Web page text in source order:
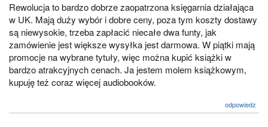
Rewolucja to bardzo dobrze zaopatrzona księgarnia działająca
w UK. Mają duży wybór i dobre ceny, poza tym koszty dostawy
są niewysokie, trzeba zapłacić niecałe dwa funty, jak
zamówienie jest większe wysyłka jest darmowa. W piątki mają
promocje na wybrane tytuły, więc można kupić książki w
bardzo atrakcyjnych cenach. Ja jestem molem książkowym,
kupuję też coraz więcej audiobooków.
odpowiedz